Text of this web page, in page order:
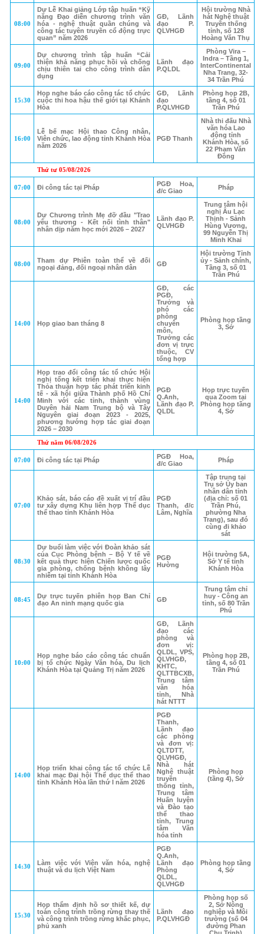
08:00
Dự Lễ Khai giảng Lớp tập huấn “Kỹ
năng Đạo diễn chương trình văn
hóa - nghệ thuật quần chúng và
công tác tuyên truyền cổ động trực
quan” năm 2026
GĐ, Lãnh
đạo P.
QLVHGĐ
Hội trường Nhà
hát Nghệ thuật
Truyền thống
tỉnh, số 128
Hoàng Văn Thụ
09:00
Dự chương trình tập huấn “Cải
thiện khả năng phục hồi và chống
chịu thiên tai cho công trình dân
dụng
Lãnh đạo
P.QLDL
Phòng Vira –
Indra – Tầng 1,
InterContinental
Nha Trang, 32-
34 Trần Phú
15:30
Họp nghe báo cáo công tác tổ chức
cuộc thi hoa hậu thế giới tại Khánh
Hòa
GĐ, Lãnh
đạo
P.QLVHGĐ
Phòng họp 2B,
tầng 4, số 01
Trần Phú
16:00
Lễ bế mạc Hội thao Công nhân,
Viên chức, lao động tỉnh Khánh Hòa
năm 2026
PGĐ Thanh
Nhà thi đấu Nhà
văn hóa Lao
động tỉnh
Khánh Hòa, số
22 Phạm Văn
Đồng
Thứ tư 05/08/2026
07:00 Đi công tác tại Pháp
PGĐ Hoa,
đ/c Giao
Pháp
08:00
Dự Chương trình Mẹ đỡ đầu "Trao
yêu thương - Kết nối tình thân"
nhân dịp năm học mới 2026 – 2027
Lãnh đạo P.
QLVHGĐ
Trung tâm hội
nghị Âu Lạc
Thịnh - Sảnh
Hùng Vương,
99 Nguyễn Thị
Minh Khai
08:00
Tham dự Phiên toàn thể về đối
ngoại đảng, đối ngoại nhân dân
GĐ
Hội trường Tỉnh
ủy - Sảnh chính,
Tầng 3, số 01
Trần Phú
14:00 Họp giao ban tháng 8
GĐ, các
PGĐ,
Trưởng và
phó các
phòng
chuyên
môn,
Trưởng các
đơn vị trực
thuộc, CV
tổng hợp
Phòng họp tầng
3, Sở
14:00
Họp trao đổi công tác tổ chức Hội
nghị tổng kết triển khai thực hiện
Thỏa thuận hợp tác phát triển kinh
tế - xã hội giữa Thành phố Hồ Chí
Minh với các tỉnh, thành vùng
Duyên hải Nam Trung bộ và Tây
Nguyên giai đoạn 2023 - 2025,
phương hướng hợp tác giai đoạn
2026 – 2030
PGĐ
Q.Anh,
Lãnh đạo P.
QLDL
Họp trực tuyến
qua Zoom tại
Phòng họp tầng
4, Sở
Thứ năm 06/08/2026
07:00 Đi công tác tại Pháp
PGĐ Hoa,
đ/c Giao
Pháp
07:00
Khảo sát, báo cáo đề xuất vị trí đầu
tư xây dựng Khu liên hợp Thể dục
thể thao tỉnh Khánh Hòa
PGĐ
Thanh, đ/c
Lâm, Nghĩa
Tập trung tại
Trụ sở Ủy ban
nhân dân tỉnh
(địa chỉ: số 01
Trần Phú,
phường Nha
Trang), sau đó
cùng đi khảo
sát
08:30
Dự buổi làm việc với Đoàn khảo sát
của Cục Phòng bệnh – Bộ Y tế về
kết quả thực hiện Chiến lược quốc
gia phòng, chống bệnh không lây
nhiễm tại tỉnh Khánh Hòa
PGĐ
Hường
Hội trường 5A,
Sở Y tế tỉnh
Khánh Hòa
08:45
Dự trực tuyến phiên họp Ban Chỉ
đạo An ninh mạng quốc gia
GĐ
Trung tâm chỉ
huy - Công an
tỉnh, số 80 Trần
Phú
10:00
Họp nghe báo cáo công tác chuẩn
bị tổ chức Ngày Văn hóa, Du lịch
Khánh Hòa tại Quảng Trị năm 2026
GĐ, Lãnh
đạo các
phòng và
đơn vị:
QLDL, VPS,
QLVHGĐ,
KHTC,
QLTTBCXB,
Trung tâm
văn hóa
tỉnh, Nhà
hát NTTT
Phòng họp 2B,
tầng 4, số 01
Trần Phú
14:00
Họp triển khai công tác tổ chức Lễ
khai mạc Đại hội Thể dục thể thao
tỉnh Khánh Hòa lần thứ I năm 2026
PGĐ
Thanh,
Lãnh đạo
các phòng
và đơn vị:
QLTDTT,
QLVHGĐ,
Nhà hát
Nghệ thuật
truyền
thống tỉnh,
Trung tâm
Huấn luyện
và Đào tạo
thể thao
tỉnh, Trung
tâm Văn
hóa tỉnh
Phòng họp
(tầng 4), Sở
14:30
Làm việc với Viện văn hóa, nghệ
thuật và du lịch Việt Nam
PGĐ
Q.Anh,
Lãnh đạo
Phòng
QLDL,
QLVHGĐ
Phòng họp tầng
4, Sở
15:30
Họp thẩm định hồ sơ thiết kế, dự
toán công trình trồng rừng thay thế
và công trình trồng rừng khắc phục,
phủ xanh
Lãnh đạo
P.QLVHGĐ
Phòng họp số
2, Sở Nông
nghiệp và Môi
trường (số 04
đường Phan